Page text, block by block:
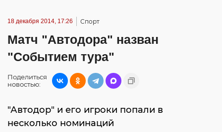
18 декабря 2014, 17:26 Спорт
Матч "Автодора" назван
"Событием тура"
Поделиться
новостью:
"Автодор" и его игроки попали в
несколько номинаций